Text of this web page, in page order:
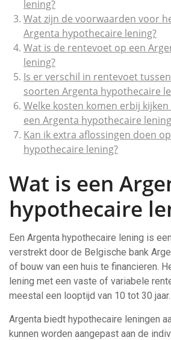
lening?
Wat zijn de voorwaarden voor
Argenta hypothecaire lening?
Wat is de rentevoet op een
lening?
Is er verschil in rentevoet
soorten Argenta hypothecaire
Welke kosten komen erbij
een Argenta hypothecaire
Kan ik extra aflossingen doen
hypothecaire lening?
Wat is een
hypothecaire
Een Argenta hypothecaire lening is
verstrekt door de Belgische bank
of bouw van een huis te financieren.
lening met een vaste of variabele
meestal een looptijd van 10 tot 30 jaar.
Argenta biedt hypothecaire leningen
kunnen worden aangepast aan de